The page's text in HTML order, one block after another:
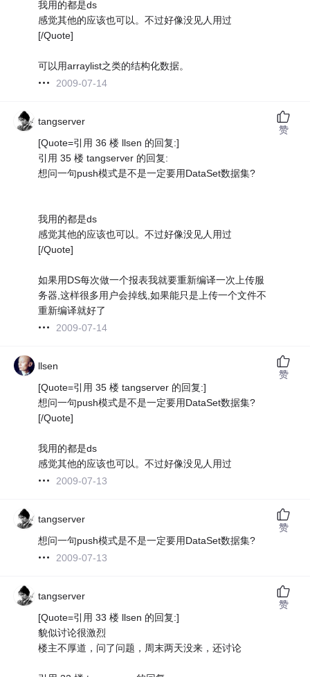
我用的都是ds
感觉其他的应该也可以。不过好像没见人用过
[/Quote]
可以用arraylist之类的结构化数据。
2009-07-14
tangserver
[Quote=引用 36 楼 llsen 的回复:]
引用 35 楼 tangserver 的回复:
想问一句push模式是不是一定要用DataSet数据集?
我用的都是ds
感觉其他的应该也可以。不过好像没见人用过
[/Quote]
如果用DS每次做一个报表我就要重新编译一次上传服
务器,这样很多用户会掉线,如果能只是上传一个文件不
重新编译就好了
2009-07-14
赞
llsen
[Quote=引用 35 楼 tangserver 的回复:]
想问一句push模式是不是一定要用DataSet数据集?
[/Quote]
我用的都是ds
感觉其他的应该也可以。不过好像没见人用过
2009-07-13
赞
tangserver
想问一句push模式是不是一定要用DataSet数据集?
2009-07-13
赞
tangserver
[Quote=引用 33 楼 llsen 的回复:]
貌似讨论很激烈
楼主不厚道，问了问题，周末两天没来，还讨论
赞